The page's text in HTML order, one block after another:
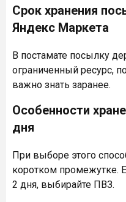
Срок хранения
Яндекс Маркета
В постамате посылку
ограниченный ресурс,
важно знать заранее.
Особенности
дня
При выборе этого
коротком промежутке.
2 дня, выбирайте ПВЗ.